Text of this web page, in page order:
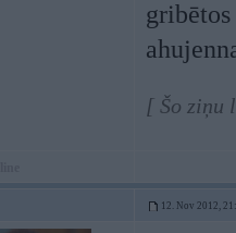
[ Šo ziņu
12. Nov 2012,